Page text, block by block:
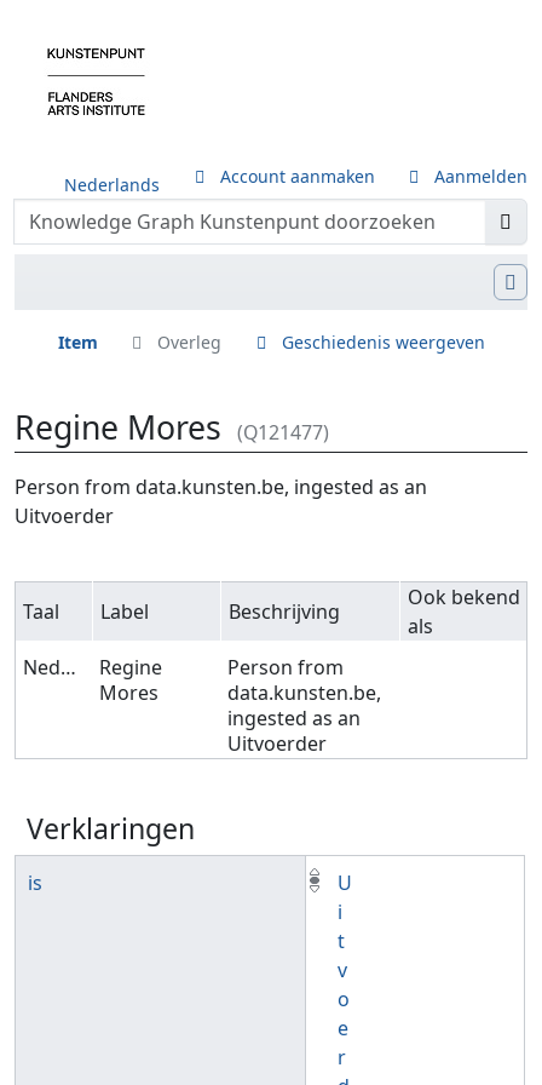
Nederlands Account aanmaken Aanmelden
Item Overleg Geschiedenis weergeven
Regine Mores (Q121477)
Ga naar:navigatie,zoeken
Person from data.kunsten.be, ingested as an
Uitvoerder
Taal Label Beschrijving
Ook bekend
als
Nederlands
Regine
Mores
Person from
data.kunsten.be,
ingested as an
Uitvoerder
Verklaringen
is
U
i
t
v
o
e
r